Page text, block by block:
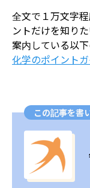
全文で１万文字
ントだけを知り
案内している以
化学のポイント
この記事を書